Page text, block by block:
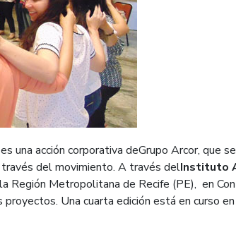
una acción corporativa deGrupo Arcor, que
del movimiento. A través delInstituto
Región Metropolitana de Recife (PE), en
Una cuarta edición está en curso